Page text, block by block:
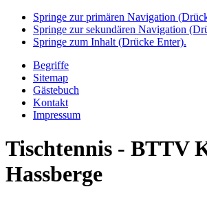
Springe zur primären Navigation
Springe zur sekundären Navigation
Springe zum Inhalt (Drücke Enter).
Begriffe
Sitemap
Gästebuch
Kontakt
Impressum
Tischtennis - BTTV
Hassberge